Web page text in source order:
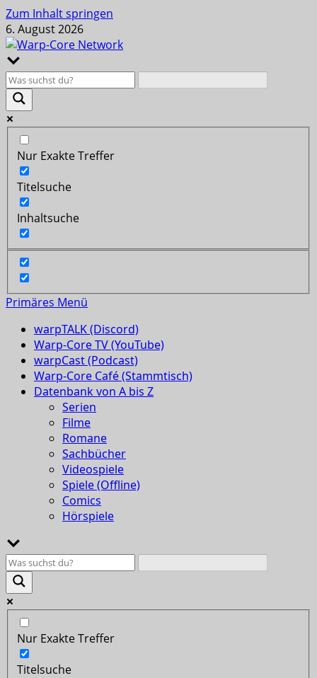
Zum Inhalt springen
6. August 2026
Nur Exakte Treffer
Titelsuche
Inhaltsuche
Primäres Menü
warpTALK (Discord)
Warp-Core TV (YouTube)
warpCast (Podcast)
Warp-Core Café (Stammtisch)
Datenbank von A bis Z
Serien
Filme
Romane
Sachbücher
Videospiele
Spiele (Offline)
Comics
Hörspiele
Nur Exakte Treffer
Titelsuche